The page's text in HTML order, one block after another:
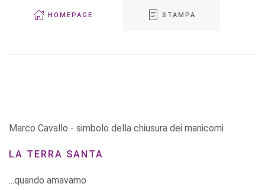
HOMEPAGE STAMPA
Marco Cavallo - simbolo della chiusura dei manicomi
LA TERRA SANTA
...quando amavamo